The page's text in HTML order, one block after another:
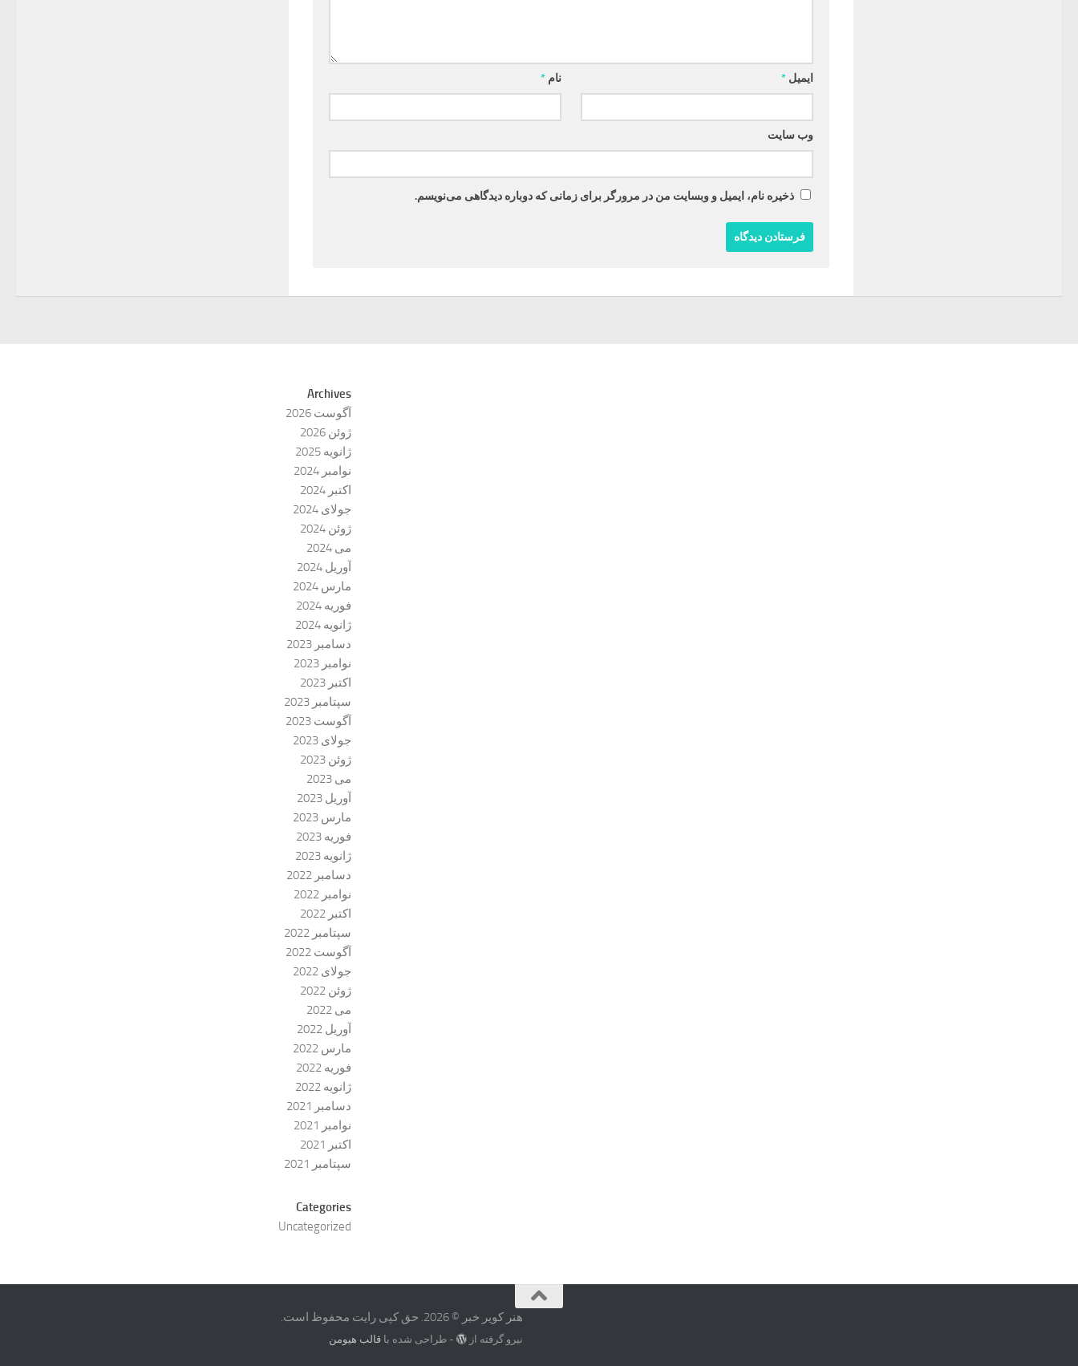
نام* ایمیل *
وب‌ سایت
ذخیره نام، ایمیل و وبسایت من در مرورگر برای زمانی که دوباره دیدگاهی می‌نویسم.
Archives
آگوست 2026
ژوئن 2026
ژانویه 2025
نوامبر 2024
اکتبر 2024
جولای 2024
ژوئن 2024
می 2024
آوریل 2024
مارس 2024
فوریه 2024
ژانویه 2024
دسامبر 2023
نوامبر 2023
اکتبر 2023
سپتامبر 2023
آگوست 2023
جولای 2023
ژوئن 2023
می 2023
آوریل 2023
مارس 2023
فوریه 2023
ژانویه 2023
دسامبر 2022
نوامبر 2022
اکتبر 2022
سپتامبر 2022
آگوست 2022
جولای 2022
ژوئن 2022
می 2022
آوریل 2022
مارس 2022
فوریه 2022
ژانویه 2022
دسامبر 2021
نوامبر 2021
اکتبر 2021
سپتامبر 2021
Categories
Uncategorized
هنر کویر خبر © 2026. حق کپی رایت محفوظ است.
نیرو گرفته از - طراحی شده باقالب هیومن